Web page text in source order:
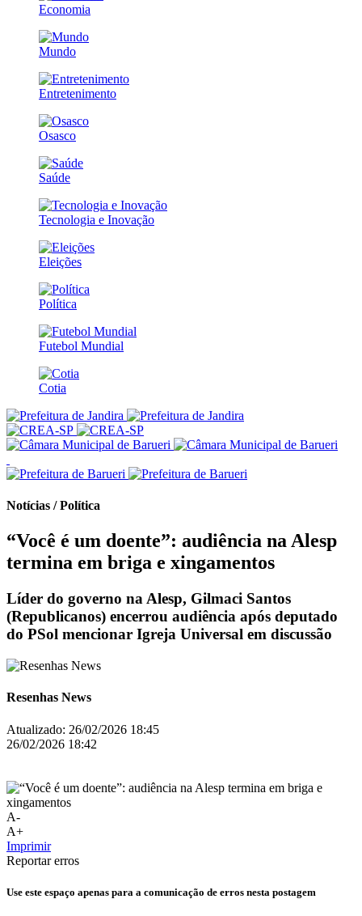
Economia
Mundo
Entretenimento
Osasco
Saúde
Tecnologia e Inovação
Eleições
Política
Futebol Mundial
Cotia
Notícias / Política
“Você é um doente”: audiência na Alesp
termina em briga e xingamentos
Líder do governo na Alesp, Gilmaci Santos
(Republicanos) encerrou audiência após deputado
do PSol mencionar Igreja Universal em discussão
Resenhas News
Atualizado: 26/02/2026 18:45
26/02/2026 18:42
A-
A+
Imprimir
Reportar erros
Use este espaço apenas para a comunicação de erros nesta postagem